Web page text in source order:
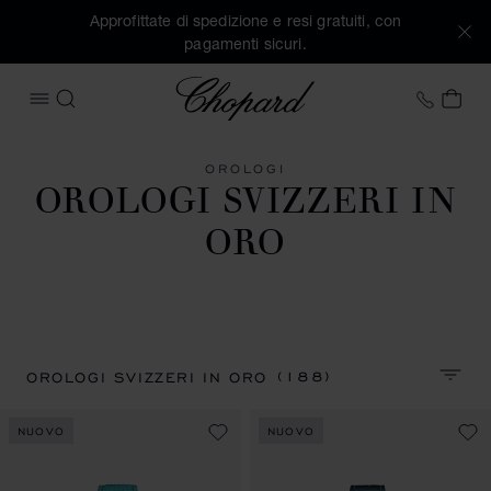
Approfittate di spedizione e resi gratuiti, con
pagamenti sicuri.
APRIRE IL MENU
CERCA
Chopard +41
IL
OROLOGI
OROLOGI SVIZZERI IN
ORO
OROLOGI SVIZZERI IN ORO(188)
NUOVO NUOVO